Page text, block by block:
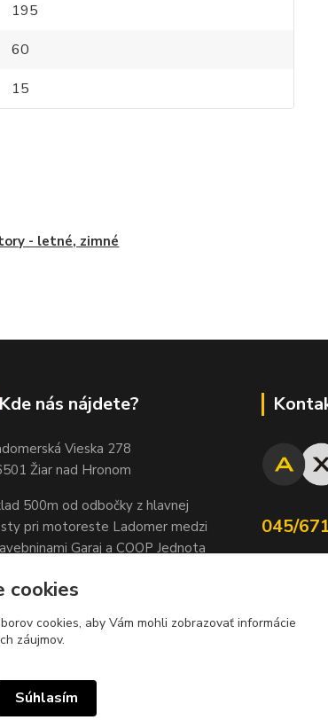
195
60
15
- letné, zimné
Kde nás nájdete?
Vieska 278
Žiar nad Hronom
500m od odbočky z hlavnej
pri motoreste Ladomer medzi
Garaj a COOP Jednota
045/
cookies
cookies, aby Vám mohli zobrazovať informácie
záujmov.
Súhlasím